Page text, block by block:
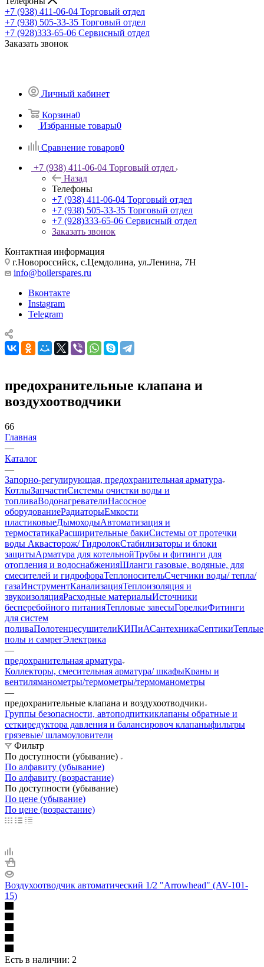
+7 (938) 411-06-04 Торговый отдел
+7 (938) 505-33-35 Торговый отдел
+7 (928)333-65-06 Сервисный отдел
Заказать звонок
Личный кабинет
Корзина0
Избранные товары0
Сравнение товаров0
+7 (938) 411-06-04 Торговый отдел
Назад
Телефоны
+7 (938) 411-06-04 Торговый отдел
+7 (938) 505-33-35 Торговый отдел
+7 (928)333-65-06 Сервисный отдел
Заказать звонок
Контактная информация
г.Новороссийск, с.Цемдолина, ул.Ленина, 7Н
info@boilerspares.ru
Вконтакте
Instagram
Telegram
предохранительные клапана и
воздухоотводчики
66
Главная
—
Каталог
—
Запорно-регулирующая, предохранительная арматура
КотлыЗапчастиСистемы очистки воды и
топливаВодонагревателиНасосное
оборудованиеРадиаторыЕмкости
пластиковыеДымоходыАвтоматизация и
термостатикаРасширительные бакиСистемы от протечки
воды Аквасторож/ ГидролокСтабилизаторы и блоки
защитыАрматура для котельнойТрубы и фитинги для
отопления и водоснабженияШланги газовые, водяные, для
смесителей и гидрофораТеплоносительСчетчики воды/ тепла/
газаИнструментКанализацияТеплоизоляция и
звукоизоляцияРасходные материалыИсточники
бесперебойного питанияТепловые завесыГорелкиФитинги
для систем
поливаПолотенцесушителиКИПиАСантехникаСептикиТеплые
полы и самрегЭлектрика
—
предохранительная арматура
Коллекторы, смесительная арматура/ шкафыКраны и
вентиляманометры/термометры/термоманометры
—
предохранительные клапана и воздухоотводчики
Группы безопасности, автоподпиткиклапаны обратные и
сеткиредуктора давления и балансировоч клапаныфильтры
грязевые/ шламоуловители
Фильтр
По доступности (убывание)
По алфавиту (убывание)
По алфавиту (возрастание)
По доступности (убывание)
По цене (убывание)
По цене (возрастание)
Воздухоотводчик автоматический 1/2 "Arrowhead" (AV-101-
15)
Есть в наличии: 2